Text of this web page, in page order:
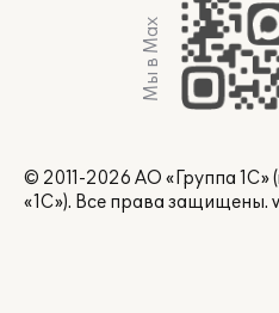
Мы в Max
© 2011-2026 АО «Группа
«1С»). Все права защищены.